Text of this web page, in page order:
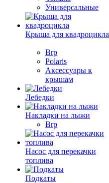
Универсальные
Крыша для квадроцикла
Brp
Polaris
Аксессуары к
крышам
Лебедки
Накладки на лыжи
Brp
Насос для перекачки
топлива
Подкаты